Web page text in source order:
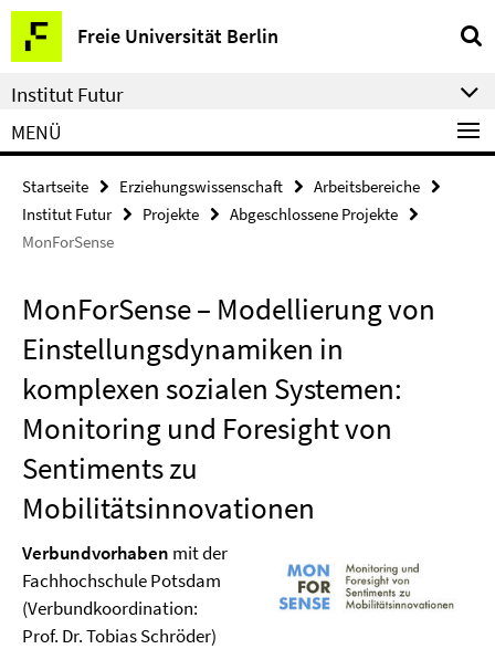
Springe
direkt
zu
Inhalt
Freie Universität Berlin
Service-
Navigation
Institut Futur
MENÜ
Startseite Erziehungswissenschaft
Arbeitsbereiche
Institut Futur
Projekte
Abgeschlossene Projekte
MonForSense
MonForSense – Modellierung von
Einstellungsdynamiken in
komplexen sozialen Systemen:
Monitoring und Foresight von
Sentiments zu
Mobilitätsinnovationen
Verbundvorhaben mit der
Fachhochschule Potsdam
(Verbundkoordination:
Prof. Dr. Tobias Schröder)